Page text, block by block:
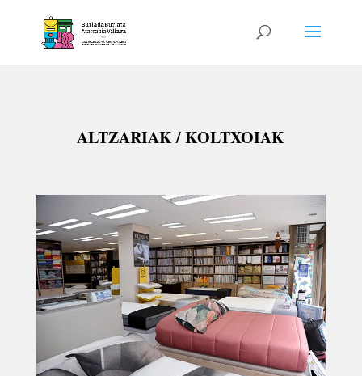
ALTZARIAK / KOLTXOIAK